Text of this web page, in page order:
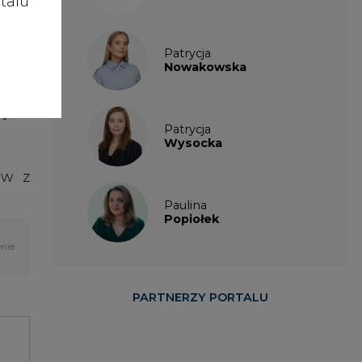
z
Patrycja
Nowakowska
Patrycja
Wysocka
Paulina
Popiołek
PARTNERZY PORTALU